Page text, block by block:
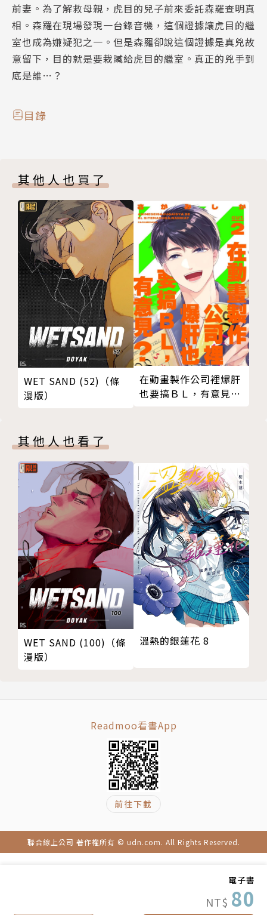
電子書
NT$ 80
前妻。為了解救母親，虎目的兒子前來委託森羅查明真
相。森羅在現場發現一台錄音機，這個證據讓虎目的繼
室也成為嫌疑犯之一。但是森羅卻說這個證據是真兇故
意留下，目的就是要栽贓給虎目的繼室。真正的兇手到
底是誰…？
目錄
其他人也買了
WET SAND (52)（條
漫版）
在動畫製作公司裡爆肝
也要搞ＢＬ，有意見？
其他人也看了
WET SAND (100)（條
漫版）
溫熱的銀蓮花 8
Readmoo看書App
前往下載
聯合線上公司 著作權所有 © udn.com. All Rights Reserved.